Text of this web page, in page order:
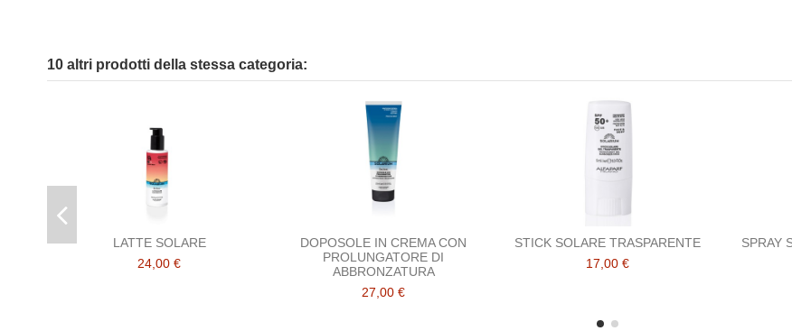
10 altri prodotti della stessa categoria:
LATTE SOLARE
24,00 €
DOPOSOLE IN CREMA CON
PROLUNGATORE DI
ABBRONZATURA
27,00 €
STICK SOLARE TRASPARENTE
17,00 €
SPRAY